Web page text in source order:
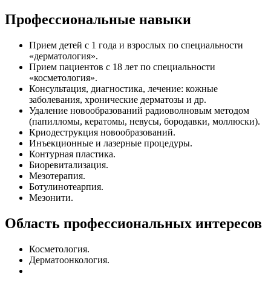
Профессиональные навыки
Прием детей с 1 года и взрослых по специальности
«дерматология».
Прием пациентов с 18 лет по специальности
«косметология».
Консультация, диагностика, лечение: кожные
заболевания, хронические дерматозы и др.
Удаление новообразований радиоволновым методом
(папилломы, кератомы, невусы, бородавки, моллюски).
Криодеструкция новообразований.
Инъекционные и лазерные процедуры.
Контурная пластика.
Биоревитализация.
Мезотерапия.
Ботулинотеарпия.
Мезонити.
Область профессиональных интересов
Косметология.
Дерматоонкология.